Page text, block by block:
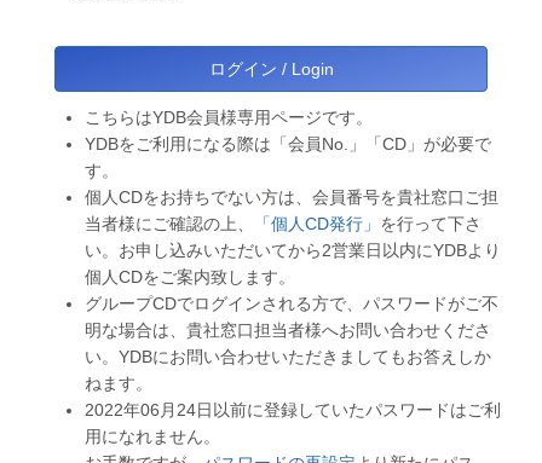
こちらはYDB会員様専用ページです。
YDBをご利用になる際は「会員No.」「CD」が必要で
す。
個人CDをお持ちでない方は、会員番号を貴社窓口ご担
当者様にご確認の上、
「個人CD発行」 を行って下さ
い。お申し込みいただいてから2営業日以内にYDBより
個人CDをご案内致します。
グループCDでログインされる方で、パスワードがご不
明な場合は、貴社窓口担当者様へお問い合わせくださ
い。YDBにお問い合わせいただきましてもお答えしか
ねます。
2022年06月24日以前に登録していたパスワードはご利
用になれません。